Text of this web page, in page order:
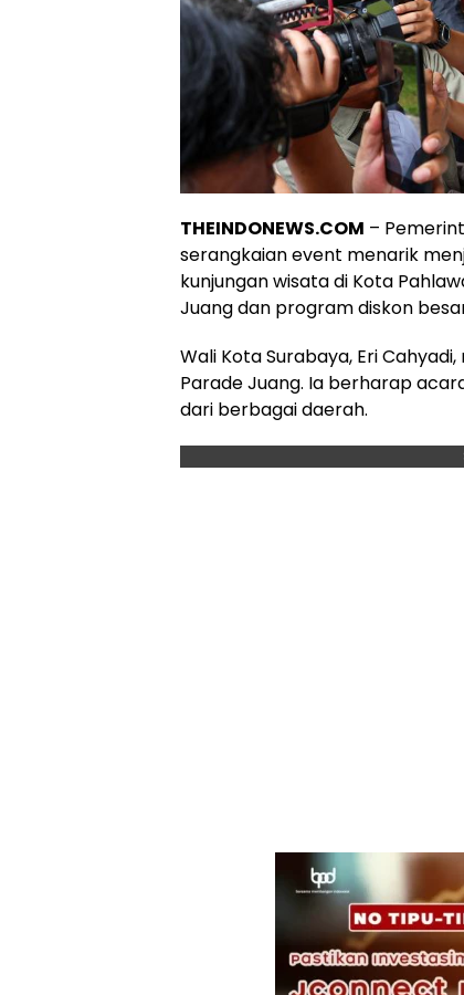
THEINDONEWS.COM –
serangkaian event menarik
kunjungan wisata di Kota
Juang dan program diskon
Wali Kota Surabaya, Eri
Parade Juang. Ia berharap
dari berbagai daerah.